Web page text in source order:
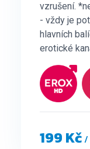
vzrušení.
- vždy je
hlavních
erotické
199 Kč/